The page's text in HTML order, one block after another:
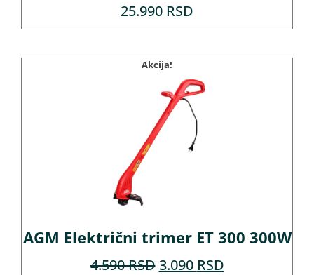
25.990 RSD
Akcija!
AGM Električni trimer ET 300 300W
4.590RSD 3.090 RSD